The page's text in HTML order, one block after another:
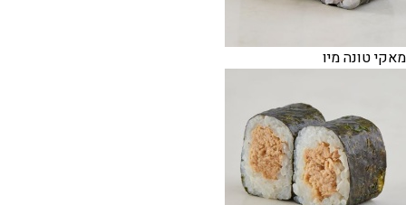
מאקי טונה מיו